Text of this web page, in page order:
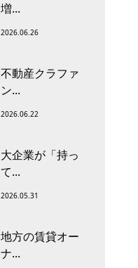
増...
2026.06.26
不動産クラファ
ン...
2026.06.22
大企業が「持っ
て...
2026.05.31
地方の賃貸オー
ナ...